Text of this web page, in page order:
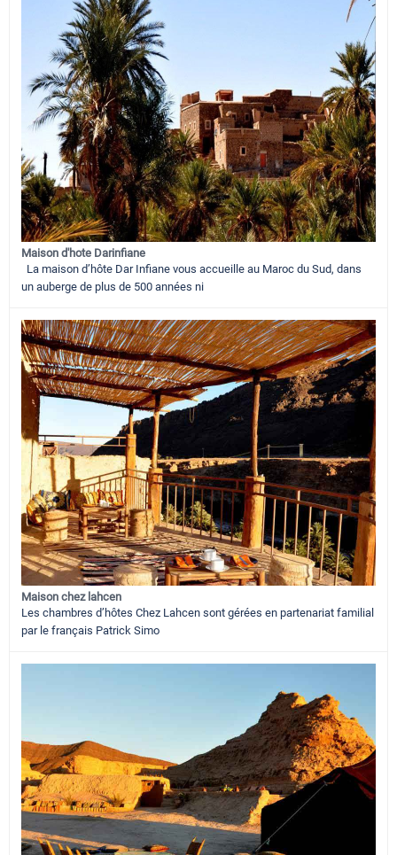
Maison d'hote Darinfiane
La maison d’hôte Dar Infiane vous accueille au Maroc du Sud, dans
un auberge de plus de 500 années ni
Maison chez lahcen
Les chambres d’hôtes Chez Lahcen sont gérées en partenariat familial
par le français Patrick Simo